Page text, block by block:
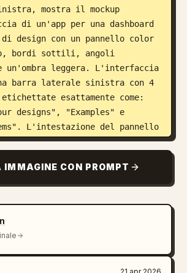
mostra il mockup
di un'app per una dashboard
design con un pannello color
bordi sottili, angoli
un'ombra leggera. L'interfaccia
barra laterale sinistra con 4
esattamente come:
designs", "Examples" e
L'intestazione del pannello
riportare "Recent" e
esattamente come:
System", "Thumio Startup" e
fotorealistico, ritagliato dal
indossa un dolcevita bianco,
chiaro spettinati e una
posizionato vicino alla
IMMAGINE CON PROMPT